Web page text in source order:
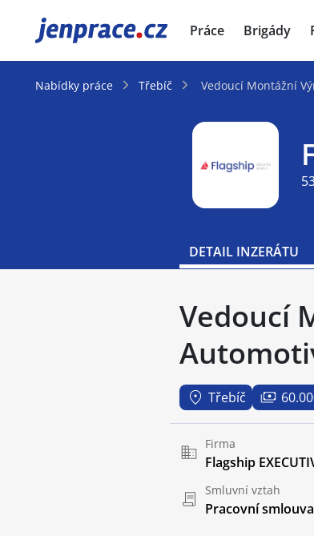
JenPráce.cz Práce Brigády
Nabídky práce Třebíč Vedoucí Montážní
DETAIL INZERÁTU
Vedoucí
Třebíč
Firma
Flagship
Smluvní vztah
Pracovní